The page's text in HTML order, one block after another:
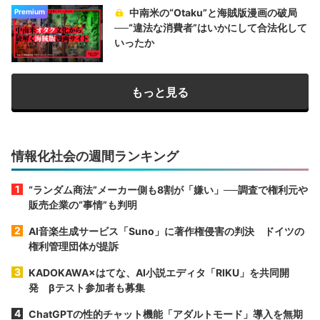
Premium
中南米の“Otaku”と海賊版漫画の破局
──“違法な消費者”はいかにして合法化して
いったか
もっと見る
情報化社会の週間ランキング
“ランダム商法”メーカー側も8割が「嫌い」──調査で権利元や
販売企業の“事情”も判明
AI音楽生成サービス「Suno」に著作権侵害の判決 ドイツの
権利管理団体が提訴
KADOKAWA×はてな、AI小説エディタ「RIKU」を共同開
発 βテスト参加者も募集
ChatGPTの性的チャット機能「アダルトモード」導入を無期